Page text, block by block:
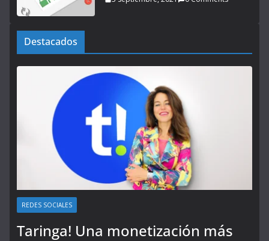
Destacados
REDES SOCIALES
Taringa! Una monetización más